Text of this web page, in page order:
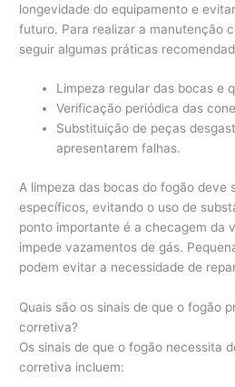
longevidade do equipamento e
futuro. Para realizar a manutenção
seguir algumas práticas
Limpeza regular das bocas e
Verificação periódica das
Substituição de peças
apresentarem falhas.
A limpeza das bocas do fogão deve
específicos, evitando o uso de
ponto importante é a checagem da
impede vazamentos de gás.
podem evitar a necessidade de
Quais são os sinais de que o fogão
corretiva?
Os sinais de que o fogão necessita
corretiva incluem: